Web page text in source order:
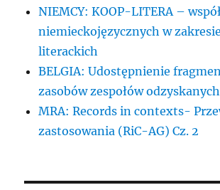
NIEMCY: KOOP-LITERA –
niemieckojęzycznych w
literackich
BELGIA: Udostępnienie
zasobów zespołów
MRA: Records in contexts-
zastosowania (RiC-AG) Cz. 2